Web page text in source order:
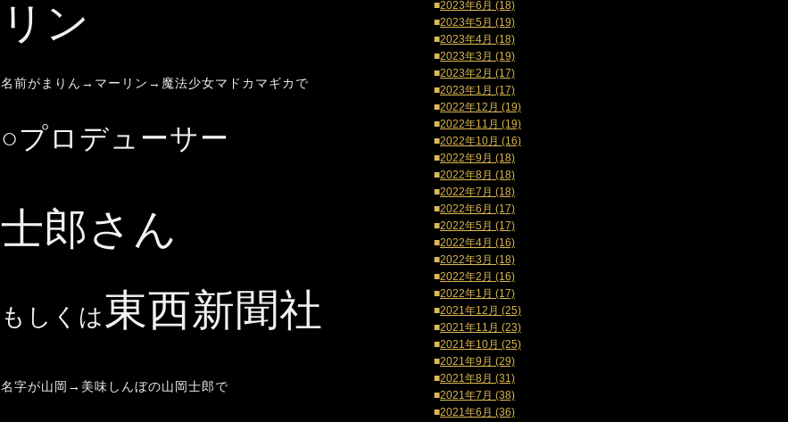
リン
名前がまりん→マーリン→魔法少女マドカマギカで
○プロデューサー
士郎さん
もしくは 東西新聞社
名字が山岡→美味しんぼの山岡士郎で
■2023年6月 (18)
■2023年5月 (19)
■2023年4月 (18)
■2023年3月 (19)
■2023年2月 (17)
■2023年1月 (17)
■2022年12月 (19)
■2022年11月 (19)
■2022年10月 (16)
■2022年9月 (18)
■2022年8月 (18)
■2022年7月 (18)
■2022年6月 (17)
■2022年5月 (17)
■2022年4月 (16)
■2022年3月 (18)
■2022年2月 (16)
■2022年1月 (17)
■2021年12月 (25)
■2021年11月 (23)
■2021年10月 (25)
■2021年9月 (29)
■2021年8月 (31)
■2021年7月 (38)
■2021年6月 (36)